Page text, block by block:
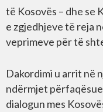
të Kosovës – dhe se
e zgjedhjeve të reja
veprimeve për të
Dakordimi u arrit në
ndërmjet
dialogun mes